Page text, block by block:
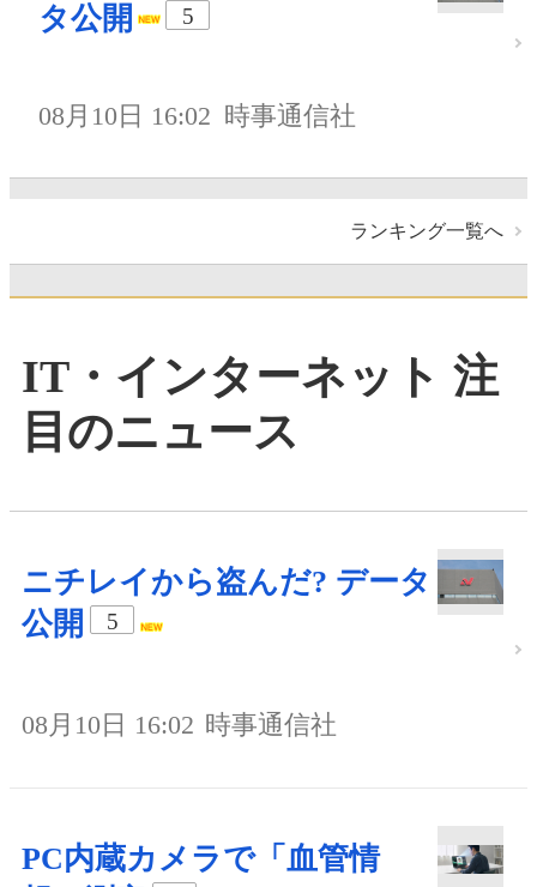
タ公開
5
08月10日 16:02 時事通信社
ランキング一覧へ
IT・インターネット 注
目のニュース
ニチレイから盗んだ? データ
公開
5
08月10日 16:02 時事通信社
PC内蔵カメラで「血管情